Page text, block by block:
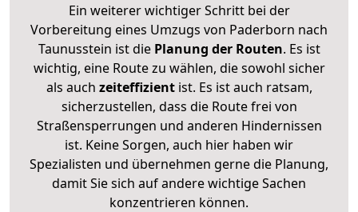
Ein weiterer wichtiger Schritt bei der
Vorbereitung eines Umzugs von Paderborn nach
Taunusstein ist diePlanung der Routen. Es ist
wichtig, eine Route zu wählen, die sowohl sicher
als auch zeiteffizientist. Es ist auch ratsam,
sicherzustellen, dass die Route frei von
Straßensperrungen und anderen Hindernissen
ist. Keine Sorgen, auch hier haben wir
Spezialisten und übernehmen gerne die Planung,
damit Sie sich auf andere wichtige Sachen
konzentrieren können.